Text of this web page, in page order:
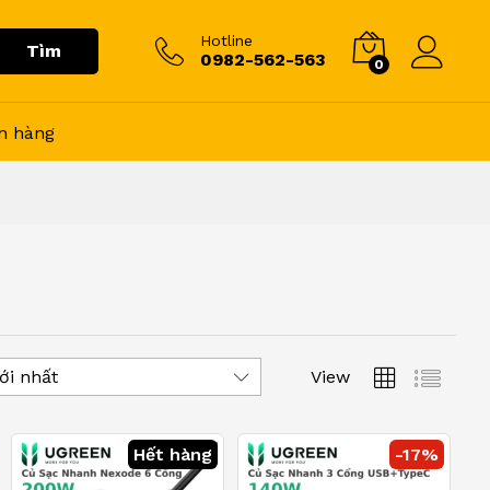
Tìm Hotline
0982-562-563 0
hàng
View
nhất
Hết hàng -17%